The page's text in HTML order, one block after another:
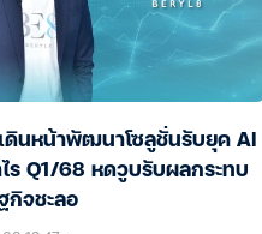
ดินหน้าพัฒนาโซลูชั่นรับยุค AI
ร Q1/68 หดวูบรับผลกระทบ
กิจชะลอ